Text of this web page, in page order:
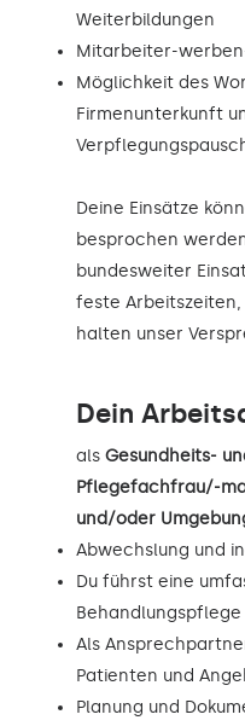
Weiterbildungen
Mitarbeiter-
Möglichkeit des
Firmenunterkunft
Deine Einsätze
besprochen
bundesweiter
feste Arbeitszeiten,
halten unser
Dein
als Gesundheits-
Pflegefachfrau/-
und/oder
Abwechslung und
Du führst eine
Als
Patienten und
Planung und